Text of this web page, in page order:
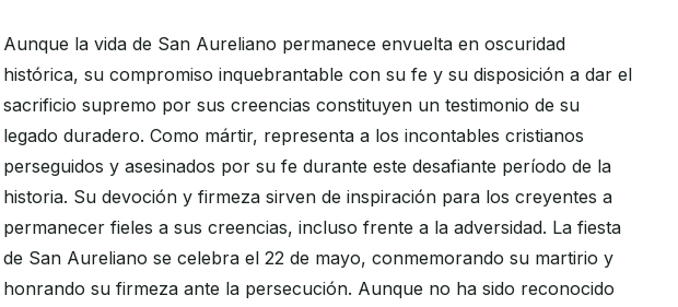
Aunque la vida de San Aureliano permanece envuelta en oscuridad
histórica, su compromiso inquebrantable con su fe y su disposición a dar el
sacrificio supremo por sus creencias constituyen un testimonio de su
legado duradero. Como mártir, representa a los incontables cristianos
perseguidos y asesinados por su fe durante este desafiante período de la
historia. Su devoción y firmeza sirven de inspiración para los creyentes a
permanecer fieles a sus creencias, incluso frente a la adversidad. La fiesta
de San Aureliano se celebra el 22 de mayo, conmemorando su martirio y
honrando su firmeza ante la persecución. Aunque no ha sido reconocido